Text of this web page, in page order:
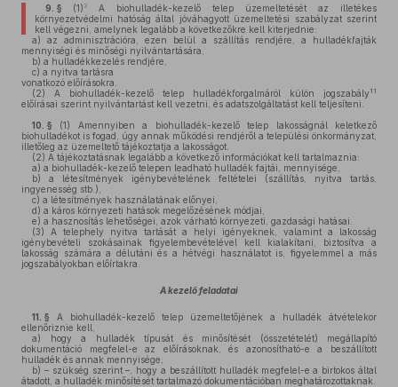
9. § (1)3
A biohulladék-kezelő telep üzemeltetését az illetékes
környezetvédelmi hatóság által jóváhagyott üzemeltetési szabályzat szerint
kell végezni, amelynek legalább a következőkre kell kiterjednie:
a) az adminisztrációra, ezen belül a szállítás rendjére, a hulladékfajták
mennyiségi és minőségi nyilvántartására,
b) a hulladékkezelés rendjére,
c) a nyitva tartásra
vonatkozó előírásokra.
(2) A biohulladék-kezelő telep hulladékforgalmáról külön jogszabály 11
előírásai szerint nyilvántartást kell vezetni, és adatszolgáltatást kell teljesíteni.
10. § (1)
Amennyiben a biohulladék-kezelő telep lakosságnál keletkező
biohulladékot is fogad, úgy annak működési rendjéről a települési önkormányzat,
illetőleg az üzemeltető tájékoztatja a lakosságot.
(2) A tájékoztatásnak legalább a következő információkat kell tartalmaznia:
a) a biohulladék-kezelő telepen leadható hulladék fajtái, mennyisége,
b) a létesítmények igénybevételének feltételei (szállítás, nyitva tartás,
ingyenesség stb.),
c) a létesítmények használatának előnyei,
d) a káros környezeti hatások megelőzésének módjai,
e) a hasznosítás lehetőségei, azok várható környezeti, gazdasági hatásai.
(3) A telephely nyitva tartását a helyi igényeknek, valamint a lakosság
igénybevételi szokásainak figyelembevételével kell kialakítani, biztosítva a
lakosság számára a délutáni és a hétvégi használatot is, figyelemmel a más
jogszabályokban előírtakra.
A kezelő feladatai
11. § A biohulladék-kezelő telep üzemeltetőjének a hulladék átvételekor
ellenőriznie kell,
a) hogy a hulladék típusát és minősítését (összetételét) megállapító
dokumentáció megfelel-e az előírásoknak, és azonosítható-e a beszállított
hulladék és annak mennyisége,
b) – szükség szerint –, hogy a beszállított hulladék megfelel-e a birtokos által
átadott, a hulladék minősítését tartalmazó dokumentációban meghatározottaknak.